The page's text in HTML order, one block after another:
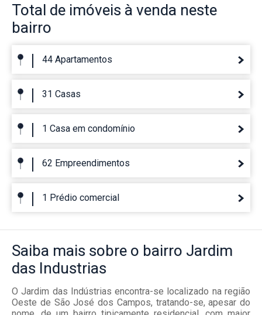
Total de imóveis à venda neste
bairro
44 Apartamentos
31 Casas
1 Casa em condomínio
62 Empreendimentos
1 Prédio comercial
Saiba mais sobre o bairro Jardim
das Industrias
O Jardim das Indústrias encontra-se localizado na região
Oeste de São José dos Campos, tratando-se, apesar do